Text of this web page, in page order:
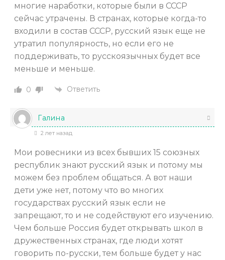
многие наработки, которые были в СССР
сейчас утрачены. В странах, которые когда-то
входили в состав СССР, русский язык еще не
утратил популярность, но если его не
поддерживать, то русскоязычных будет все
меньше и меньше.
0 Ответить
Галина
2 лет назад
Мои ровесники из всех бывших 15 союзных
республик знают русский язык и потому мы
можем без проблем общаться. А вот наши
дети уже нет, потому что во многих
государствах русский язык если не
запрещают, то и не содействуют его изучению.
Чем больше Россия будет открывать школ в
дружественных странах, где люди хотят
говорить по-русски, тем больше будет у нас